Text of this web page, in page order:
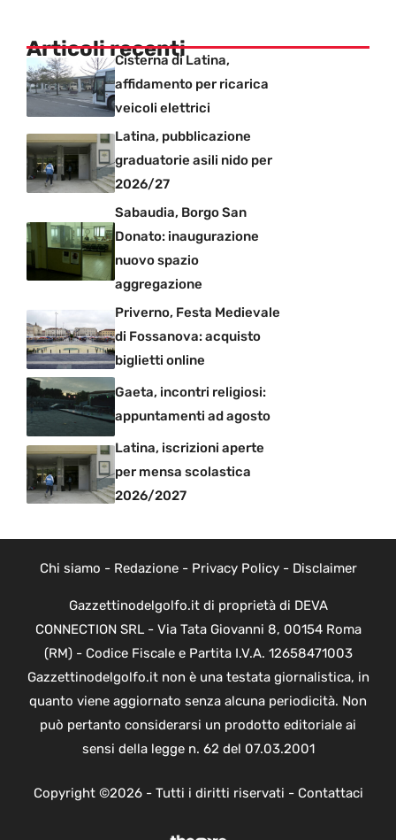
Articoli recenti
Cisterna di Latina,
affidamento per ricarica
veicoli elettrici
Latina, pubblicazione
graduatorie asili nido per
2026/27
Sabaudia, Borgo San
Donato: inaugurazione
nuovo spazio
aggregazione
Priverno, Festa Medievale
di Fossanova: acquisto
biglietti online
Gaeta, incontri religiosi:
appuntamenti ad agosto
Latina, iscrizioni aperte
per mensa scolastica
2026/2027
Chi siamo - Redazione- Privacy Policy- Disclaimer
Gazzettinodelgolfo.it di proprietà di DEVA
CONNECTION SRL - Via Tata Giovanni 8, 00154 Roma
(RM) - Codice Fiscale e Partita I.V.A. 12658471003
Gazzettinodelgolfo.it non è una testata giornalistica, in
quanto viene aggiornato senza alcuna periodicità. Non
può pertanto considerarsi un prodotto editoriale ai
sensi della legge n. 62 del 07.03.2001
Copyright ©2026 - Tutti i diritti riservati - Contattaci